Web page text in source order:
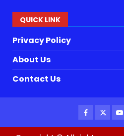
QUICK LINK
Privacy Policy
About Us
Contact Us
Facebook
Twitter